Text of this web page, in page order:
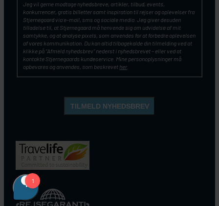
Jeg vil gerne modtage nyhedsbreve, artikler, tilbud, events,
konkurrencer, gratis billetter samt inspiration til rejser og oplevelser fra
Stjernegaard via e-mail, sms og sociale media. Jeg giver desuden
tilladelse til, at Stjernegaard må henvende sig om udvidelse af mit
samtykke, og at analyse pixels, som anvendes for at forbedre oplevelsen
af vores kommunikation. Du kan altid tilbagekalde din tilmelding ved at
klikke på ”Afmeld nyhedsbrev” nederst i nyhedsbrevet – eller ved at
kontakte Stjernegaards kundeservice. Mine personoplysninger må
opbevares og anvendes, som beskrevet her